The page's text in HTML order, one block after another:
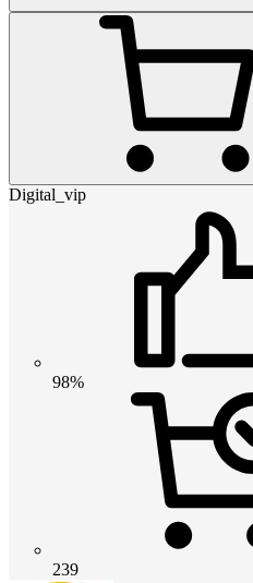
Digital_vip
98%
239